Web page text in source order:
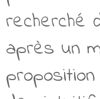
recherché
après un